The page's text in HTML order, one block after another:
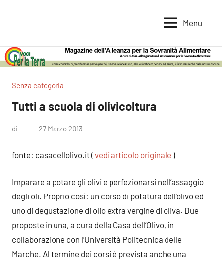
per
la
Terra
per
la
Alimentare
Menu
Senza categoria
Tutti a scuola di olivicoltura
di 27 Marzo 2013
fonte: casadellolivo.it ( vedi articolo originale )
Imparare a potare gli olivi e perfezionarsi nell’assaggio
degli oli. Proprio così: un corso di potatura dell’olivo ed
uno di degustazione di olio extra vergine di oliva. Due
proposte in una, a cura della Casa dell’Olivo, in
collaborazione con l’Università Politecnica delle
Marche. Al termine dei corsi è prevista anche una